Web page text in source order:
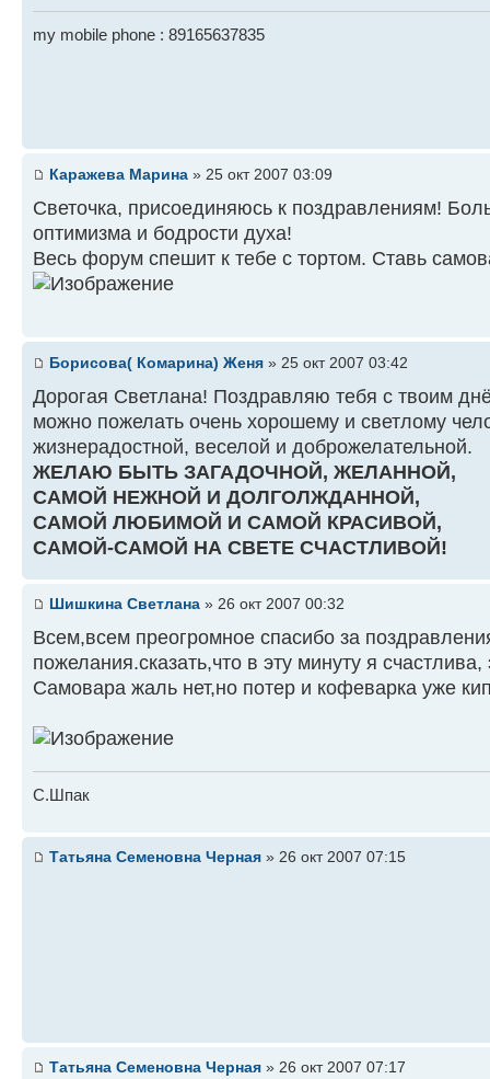
my mobile phone : 89165637835
Каражева Марина » 25 окт 2007 03:09
Светочка, присоединяюсь к поздравлениям!
оптимизма и бодрости духа!
Весь форум спешит к тебе с тортом. Ставь
Борисова( Комарина) Женя » 25 окт 2007 03:42
Дорогая Светлана! Поздравляю тебя с твоим
можно пожелать очень хорошему и светлому
жизнерадостной, веселой и доброжелательной.
ЖЕЛАЮ БЫТЬ ЗАГАДОЧНОЙ, ЖЕЛАННОЙ,
САМОЙ НЕЖНОЙ И ДОЛГОЛЖДАННОЙ,
САМОЙ ЛЮБИМОЙ И САМОЙ КРАСИВОЙ,
САМОЙ-САМОЙ НА СВЕТЕ СЧАСТЛИВОЙ!
Шишкина Светлана » 26 окт 2007 00:32
Всем,всем преогромное спасибо за
пожелания.сказать,что в эту минуту я счастлива,
Самовара жаль нет,но потер и кофеварка уже
С.Шпак
Татьяна Семеновна Черная » 26 окт 2007 07:15
Татьяна Семеновна Черная » 26 окт 2007 07:17